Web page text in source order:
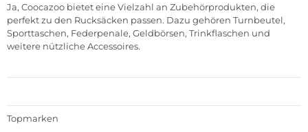
Ja, Coocazoo bietet eine Vielzahl an Zubehörprodukten, die
perfekt zu den Rucksäcken passen. Dazu gehören Turnbeutel,
Sporttaschen, Federpenale, Geldbörsen, Trinkflaschen und
weitere nützliche Accessoires.
Topmarken